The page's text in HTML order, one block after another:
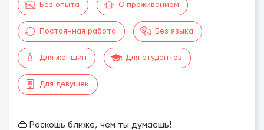
Без опыта С проживанием
Постоянная работа Без языка
Для женщин Для студентов
Для девушек
👜 Роскошь ближе, чем ты думаешь!